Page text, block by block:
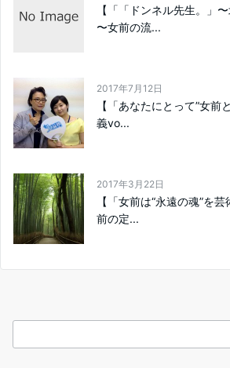
【「「ドンネル先生。」
〜女前の流...
2017年7月12日
【「あなたにとって”女前
義vo...
2017年3月22日
【「女前は“永遠の魂”を
前の定...